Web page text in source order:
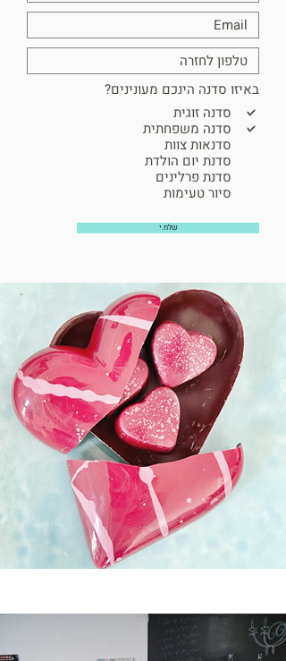
באיזו סדנה הינכם מעונינים?
סדנה זוגית
סדנה משפחתית
סדנאות צוות
סדנת יום הולדת
סדנת פרלינים
סיור טעימות
שלח.י